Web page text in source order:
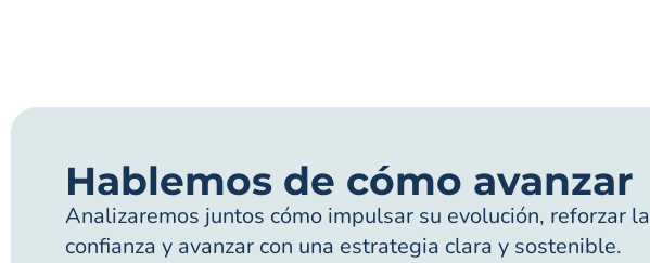
Hablemos de cómo avanzar
Analizaremos juntos cómo impulsar su evolución, reforzar la
confianza y avanzar con una estrategia clara y sostenible.